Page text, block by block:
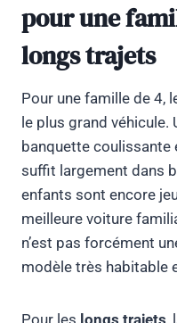
pour une
longs trajets
Pour une famille de 4,
le plus grand véhicule.
banquette
suffit largement dans
enfants sont encore
meilleure voiture
n’est pas forcément
modèle très habitable